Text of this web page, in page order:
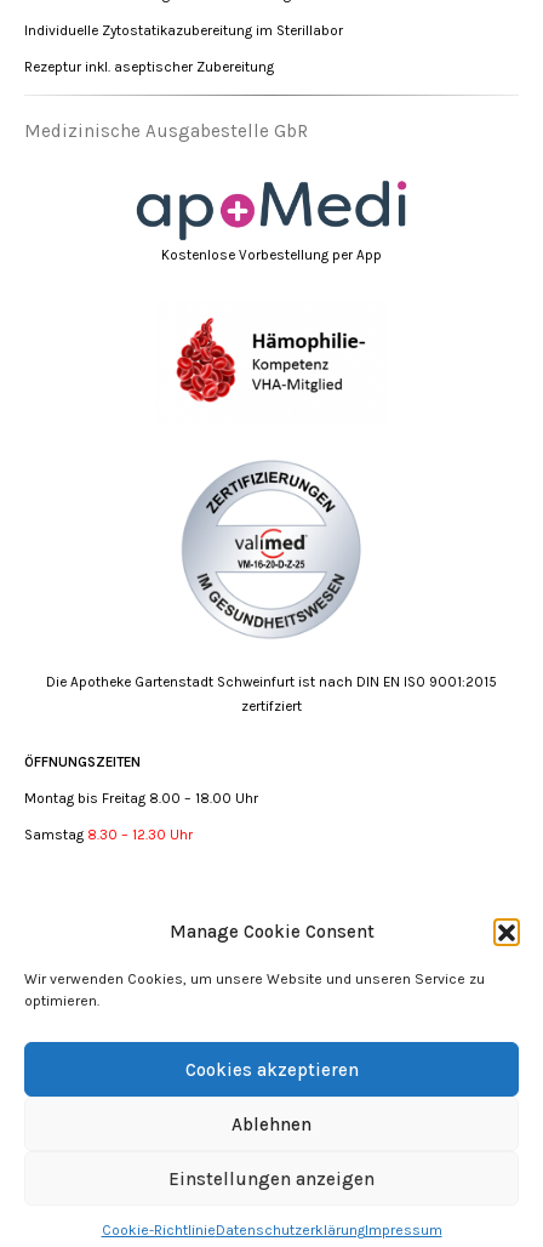
Manage Cookie Consent
Wir verwenden Cookies, um unsere Website und unseren Service zu
optimieren.
Cookies akzeptieren
Ablehnen
Einstellungen anzeigen
Cookie-RichtlinieDatenschutzerklärungImpressum
Individuelle Zytostatikazubereitung im Sterillabor
Rezeptur inkl. aseptischer Zubereitung
Medizinische Ausgabestelle GbR
Kostenlose Vorbestellung per App
Die Apotheke Gartenstadt Schweinfurt ist nach DIN EN ISO 9001:2015
zertifziert
ÖFFNUNGSZEITEN
Montag bis Freitag 8.00 – 18.00 Uhr
Samstag 8.30 – 12.30 Uhr